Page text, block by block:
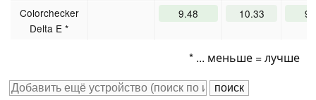
Colorchecker
Delta E *
9.48 10.33
* ... меньше = лучше